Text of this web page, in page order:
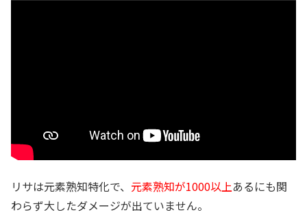
リサは元素熟知特化で、 元素熟知が1000以上あるにも関
わらず大したダメージが出ていません。